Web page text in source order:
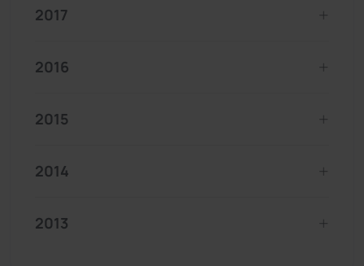
2017
2016
2015
2014
2013